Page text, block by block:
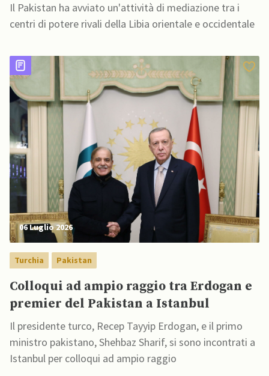
Il Pakistan ha avviato un'attività di mediazione tra i
centri di potere rivali della Libia orientale e occidentale
06 Luglio 2026
Turchia Pakistan
Colloqui ad ampio raggio tra Erdogan e
premier del Pakistan a Istanbul
Il presidente turco, Recep Tayyip Erdogan, e il primo
ministro pakistano, Shehbaz Sharif, si sono incontrati a
Istanbul per colloqui ad ampio raggio